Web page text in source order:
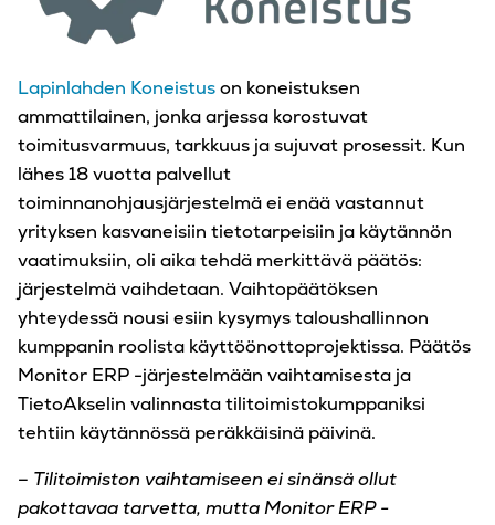
Lapinlahden Koneistuson koneistuksen
ammattilainen, jonka arjessa korostuvat
toimitusvarmuus, tarkkuus ja sujuvat prosessit. Kun
lähes 18 vuotta palvellut
toiminnanohjausjärjestelmä ei enää vastannut
yrityksen kasvaneisiin tietotarpeisiin ja käytännön
vaatimuksiin, oli aika tehdä merkittävä päätös:
järjestelmä vaihdetaan. Vaihtopäätöksen
yhteydessä nousi esiin kysymys taloushallinnon
kumppanin roolista käyttöönottoprojektissa. Päätös
Monitor ERP -järjestelmään vaihtamisesta ja
TietoAkselin valinnasta tilitoimistokumppaniksi
tehtiin käytännössä peräkkäisinä päivinä.
– Tilitoimiston vaihtamiseen ei sinänsä ollut
pakottavaa tarvetta, mutta Monitor ERP -